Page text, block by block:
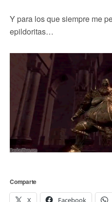
Y para los que siempre me
epildoritas…
Comparte
X Facebook